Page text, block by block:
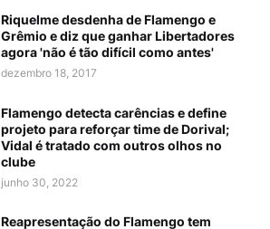
Riquelme desdenha de Flamengo e
Grêmio e diz que ganhar Libertadores
agora 'não é tão difícil como antes'
dezembro 18, 2017
Flamengo detecta carências e define
projeto para reforçar time de Dorival;
Vidal é tratado com outros olhos no
clube
junho 30, 2022
Reapresentação do Flamengo tem